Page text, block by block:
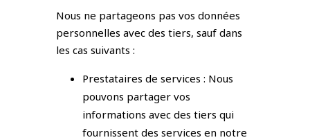
Nous ne partageons pas vos données
personnelles avec des tiers, sauf dans
les cas suivants :
Prestataires de services : Nous
pouvons partager vos
informations avec des tiers qui
fournissent des services en notre